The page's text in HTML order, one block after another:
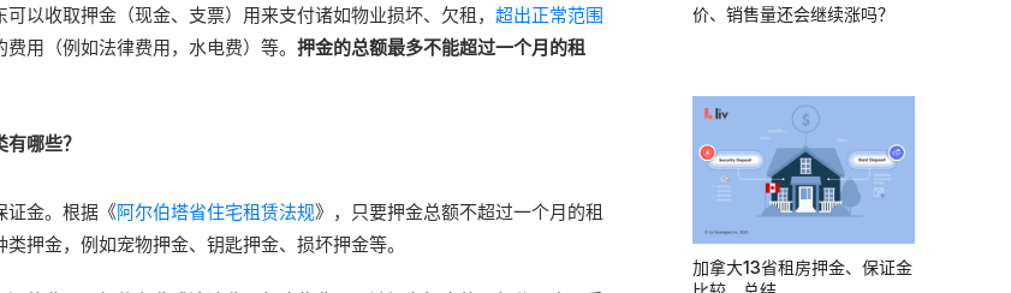
以收取押金（现金、支票）用来支付诸如物业损坏、欠租， 超出正常范围
用（例如法律费用，水电费）等。 押金的总额最多不能超过一个月的租
哪些？
证金。根据《阿尔伯塔省住宅租赁法规》，只要押金总额不超过一个月的租
押金，例如宠物押金、钥匙押金、损坏押金等。
价、销售量还会继续涨吗？
加拿大13省租房押金、保证金